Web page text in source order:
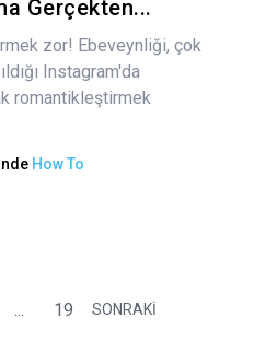
Gerçekten...
zor! Ebeveynliği, çok
Instagram'da
romantikleştirmek
How To
... 19 SONRAKİ